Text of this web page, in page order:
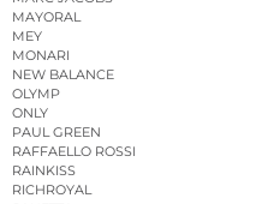
MAYORAL
MEY
MONARI
NEW BALANCE
OLYMP
ONLY
PAUL GREEN
RAFFAELLO ROSSI
RAINKISS
RICHROYAL